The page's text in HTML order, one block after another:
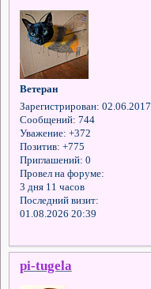
Ветеран
Зарегистрирован: 02.06.2017
Сообщений: 744
Уважение: +372
Позитив: +775
Приглашений: 0
Провел на форуме:
3 дня 11 часов
Последний визит:
01.08.2026 20:39
pi-tugela